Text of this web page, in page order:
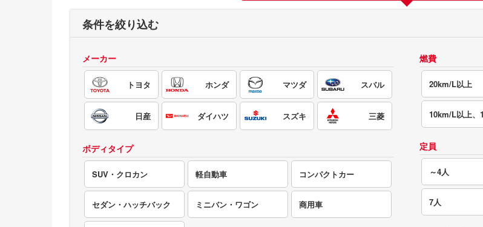
新車一覧から選ぶ
残価設定プラン
電気自動車（EV）
ミニカー
条件を絞り込む
メーカー
トヨタ ホンダ マツダ スバル
日産 ダイハツ スズキ 三菱
ボディタイプ
SUV・クロカン 軽自動車 コンパクトカー
セダン・ハッチバック ミニバン・ワゴン 商用車
燃費
20km/L以上
10km/L以上、
定員
～4人
7人